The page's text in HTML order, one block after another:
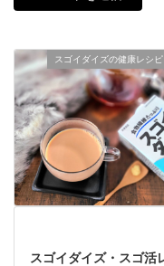
スゴイダイズの健康レシピ
スゴイダイズ・スゴ活